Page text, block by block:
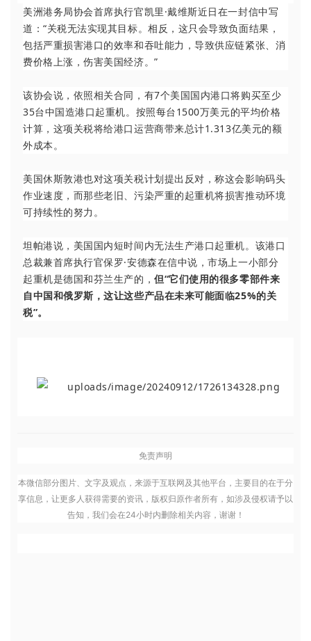
美洲港务局协会首席执行官凯里·戴维斯近日在一封信中写
道：“关税无法实现其目标。相反，这只会导致负面结果，
包括严重损害港口的效率和吞吐能力，导致供应链紧张、消
费价格上涨，伤害美国经济。”
该协会说，依照相关合同，有7个美国国内港口将购买至少
35台中国造港口起重机。按照每台1500万美元的平均价格
计算，这项关税将给港口运营商带来总计1.313亿美元的额
外成本。
美国休斯敦港也对这项关税计划提出反对，称这会影响码头
作业速度，而那些老旧、污染严重的起重机将损害推动环境
可持续性的努力。
坦帕港说，美国国内短时间内无法生产港口起重机。该港口
总裁兼首席执行官保罗·安德森在信中说，市场上一小部分
起重机是德国和芬兰生产的，但“它们使用的很多零部件来
自中国和俄罗斯，这让这些产品在未来可能面临25%的关
税”。
免责声明
本微信部分图片、文字及观点，来源于互联网及其他平台，主要目的在于分
享信息，让更多人获得需要的资讯，版权归原作者所有，如涉及侵权请予以
告知，我们会在24小时内删除相关内容，谢谢！